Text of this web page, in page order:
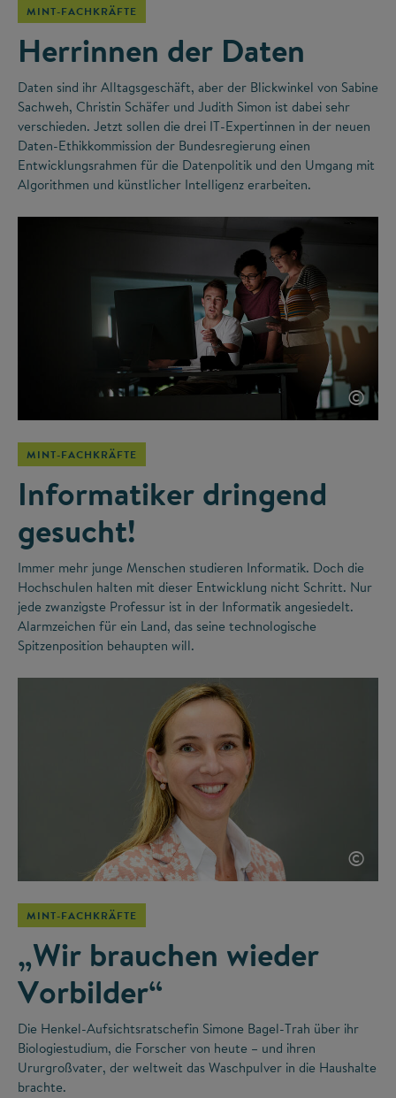
MINT-FACHKRÄFTE
Herrinnen der Daten
Daten sind ihr Alltagsgeschäft, aber der Blickwinkel von Sabine
Sachweh, Christin Schäfer und Judith Simon ist dabei sehr
verschieden. Jetzt sollen die drei IT-Expertinnen in der neuen
Daten-Ethikkommission der Bundesregierung einen
Entwicklungsrahmen für die Datenpolitik und den Umgang mit
Algorithmen und künstlicher Intelligenz erarbeiten.
©
MINT-FACHKRÄFTE
Informatiker dringend
gesucht!
Immer mehr junge Menschen studieren Informatik. Doch die
Hochschulen halten mit dieser Entwicklung nicht Schritt. Nur
jede zwanzigste Professur ist in der Informatik angesiedelt.
Alarmzeichen für ein Land, das seine technologische
Spitzenposition behaupten will.
©
MINT-FACHKRÄFTE
„Wir brauchen wieder
Vorbilder“
Die Henkel-Aufsichtsratschefin Simone Bagel-Trah über ihr
Biologiestudium, die Forscher von heute – und ihren
Ururgroßvater, der weltweit das Waschpulver in die Haushalte
brachte.